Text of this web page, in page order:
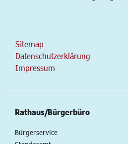
Sitemap
Datenschutzerklärung
Impressum
Rathaus/Bürgerbüro
Bürgerservice